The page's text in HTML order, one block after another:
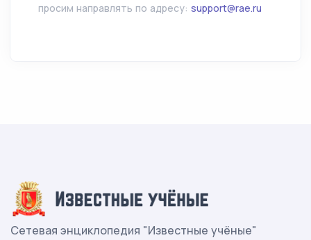
просим направлять по адресу: support@rae.ru
Сетевая энциклопедия "Известные учёные"